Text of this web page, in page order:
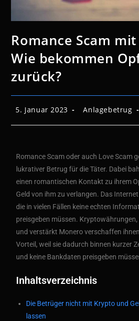
Romance Scam
Wie bekommen
zurück?
5. Januar 2023 Anlagebetrug
Romance Scam oder auch Love Scam
lukrativer Betrug für die Täter. Dabei
einen romantischen Kontakt zu ihrem
Geld von ihm zu verlangen. Das
die in vielen Fällen keine echten
preisgeben müssen.
und verstärkt Monero verschaffen
Vorteil, weil sie dadurch binnen kurzer
und keine Bankdaten preisgeben
Inhaltsverzeichnis
Die Betrüger nicht mit Krypto und
lassen